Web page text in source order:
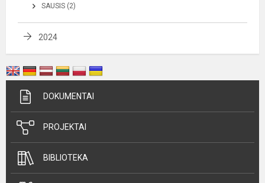
SAUSIS (2)
2024
DOKUMENTAI
PROJEKTAI
BIBLIOTEKA